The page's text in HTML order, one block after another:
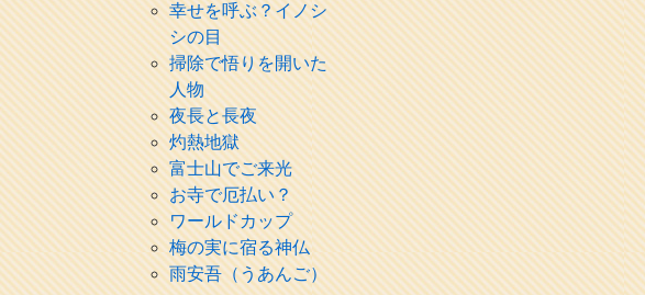
幸せを呼ぶ？イノシ
シの目
掃除で悟りを開いた
人物
夜長と長夜
灼熱地獄
富士山でご来光
お寺で厄払い？
ワールドカップ
梅の実に宿る神仏
雨安吾（うあんご）